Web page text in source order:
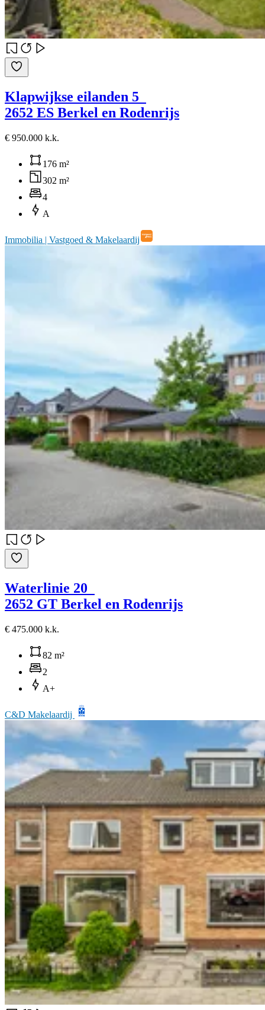
Klapwijkse eilanden 5
2652 ES Berkel en Rodenrijs
€ 950.000 k.k.
176 m²
302 m²
4
A
Immobilia | Vastgoed & Makelaardij
Waterlinie 20
2652 GT Berkel en Rodenrijs
€ 475.000 k.k.
82 m²
2
A+
C&D Makelaardij